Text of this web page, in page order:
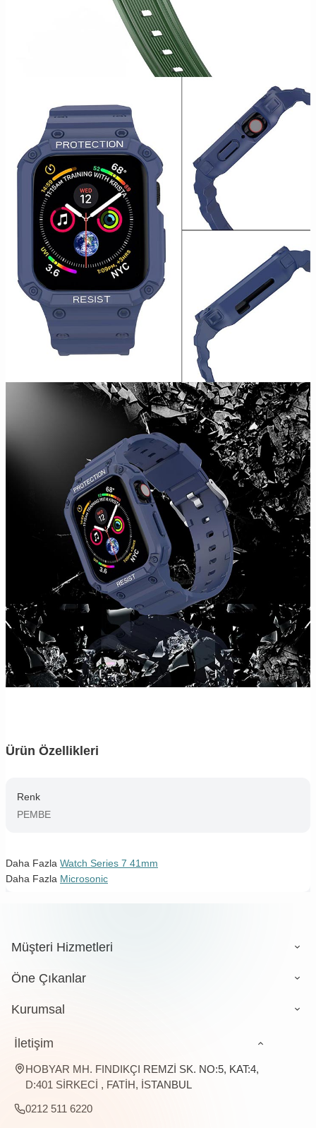
Ürün Özellikleri
Renk
PEMBE
Daha Fazla Watch Series 7 41mm
Daha Fazla Microsonic
Müşteri Hizmetleri
Öne Çıkanlar
Kurumsal
İletişim
HOBYAR MH. FINDIKÇI REMZİ SK. NO:5, KAT:4,
D:401 SİRKECİ , FATİH, İSTANBUL
0212 511 6220